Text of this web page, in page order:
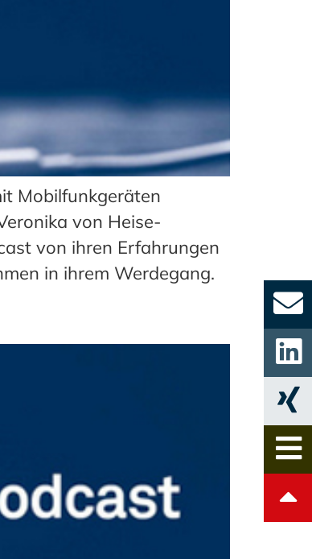
Mobilfunkgeräten
von Heise-
von ihren Erfahrungen
in ihrem Werdegang.